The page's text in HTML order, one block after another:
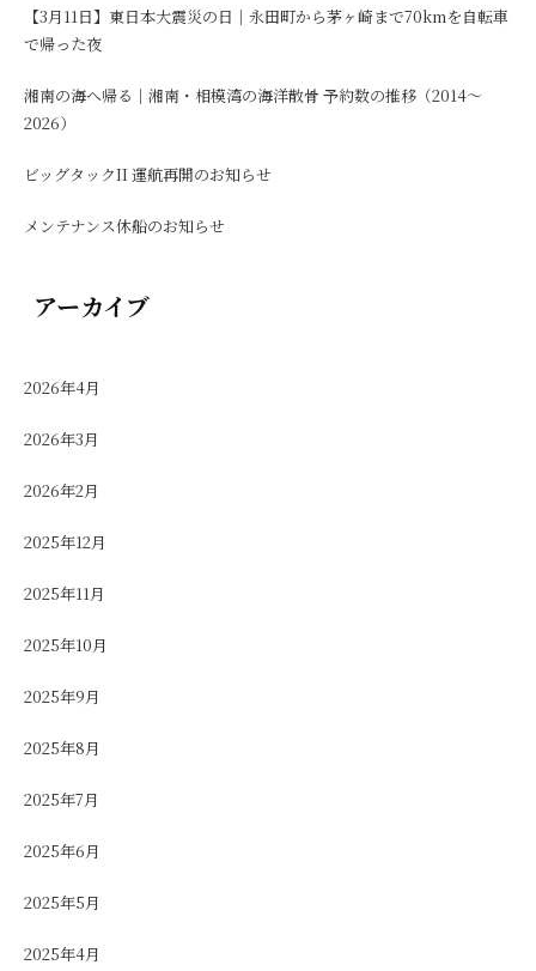
【3月11日】東日本大震災の日｜永田町から茅ヶ崎まで70kmを自転車
で帰った夜
湘南の海へ帰る｜湘南・相模湾の海洋散骨 予約数の推移（2014〜
2026）
ビッグタックII 運航再開のお知らせ
メンテナンス休船のお知らせ
アーカイブ
2026年4月
2026年3月
2026年2月
2025年12月
2025年11月
2025年10月
2025年9月
2025年8月
2025年7月
2025年6月
2025年5月
2025年4月